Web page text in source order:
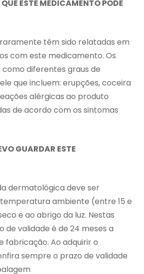
ESTE MEDICAMENTO PODE
têm sido relatadas em
com este medicamento. Os
diferentes graus de
que incluem: erupções, coceira
alérgicas ao produto
de acordo com os sintomas
GUARDAR ESTE
dermatológica deve ser
ambiente (entre 15 e
e ao abrigo da luz. Nestas
de validade é de 24 meses a
fabricação. Ao adquirir o
sempre o prazo de validade